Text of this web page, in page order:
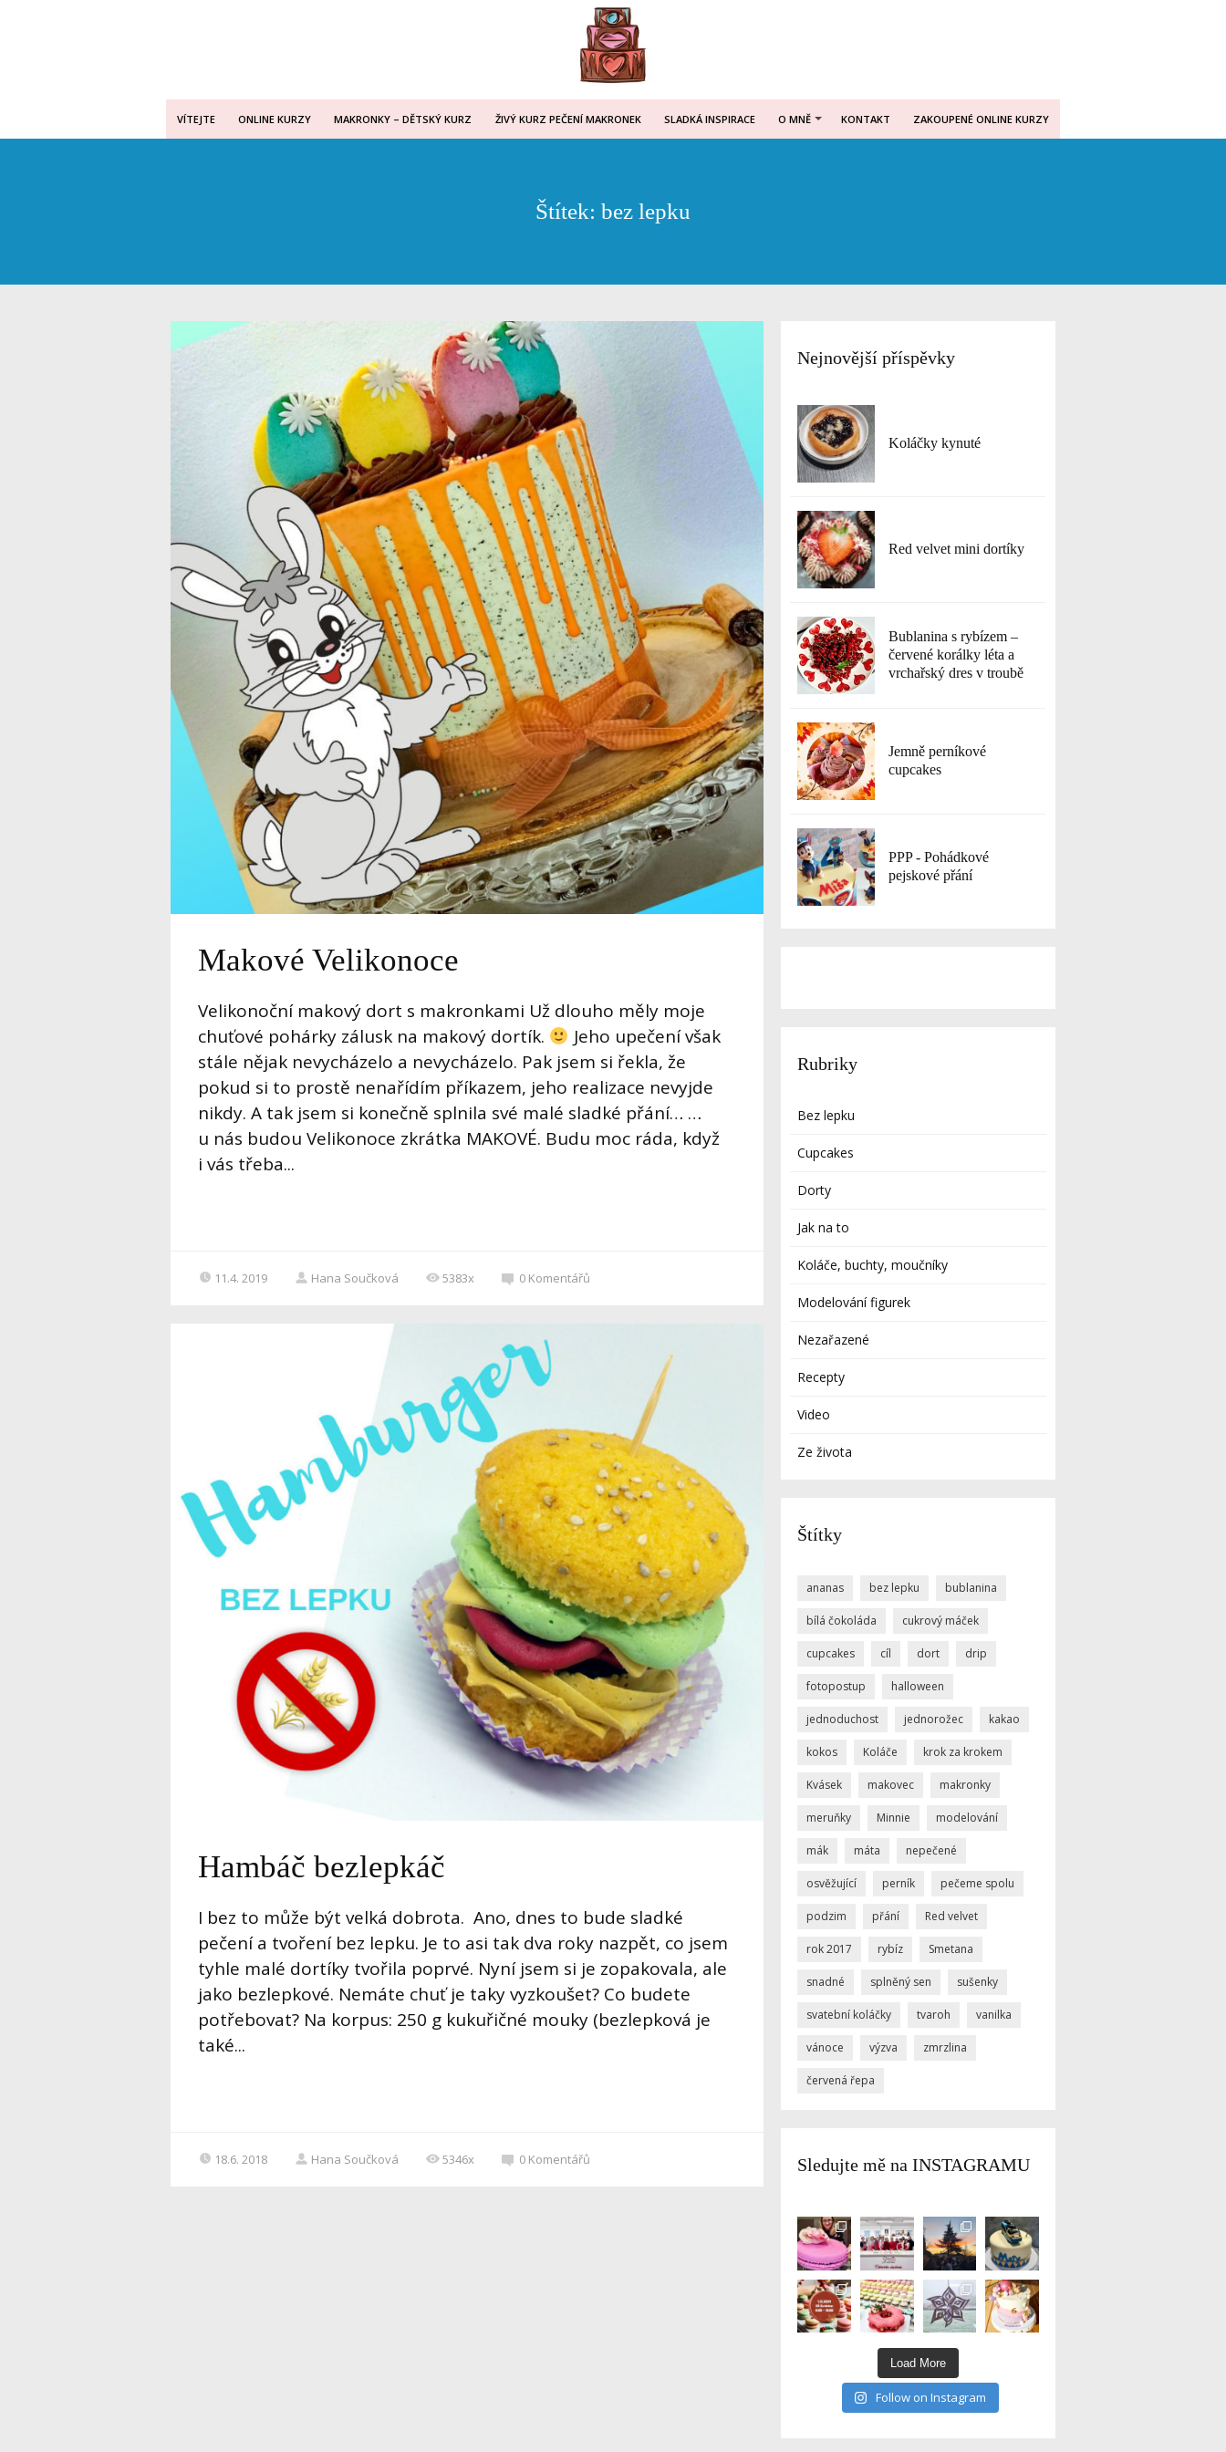
VÍTEJTE ONLINE KURZY MAKRONKY – DĚTSKÝ KURZ ŽIVÝ KURZ PEČENÍ MAKRONEK SLADKÁ INSPIRACE O MNĚ KONTAKT ZAKOUPENÉ ONLINE KURZY
Štítek: bez lepku
Makové Velikonoce
Velikonoční makový dort s makronkami Už dlouho měly moje
chuťové pohárky zálusk na makový dortík.
Jeho upečení však
stále nějak nevycházelo a nevycházelo. Pak jsem si řekla, že
pokud si to prostě nenařídím příkazem, jeho realizace nevyjde
nikdy. A tak jsem si konečně splnila své malé sladké přání… …
u nás budou Velikonoce zkrátka MAKOVÉ. Budu moc ráda, když
i vás třeba...
11.4. 2019 Hana Součková 5383x 0 Komentářů
Hambáč bezlepkáč
I bez to může být velká dobrota. Ano, dnes to bude sladké
pečení a tvoření bez lepku. Je to asi tak dva roky nazpět, co jsem
tyhle malé dortíky tvořila poprvé. Nyní jsem si je zopakovala, ale
jako bezlepkové. Nemáte chuť je taky vyzkoušet? Co budete
potřebovat? Na korpus: 250 g kukuřičné mouky (bezlepková je
také...
18.6. 2018 Hana Součková 5346x 0 Komentářů
Nejnovější příspěvky
Koláčky kynuté
Red velvet mini dortíky
Bublanina s rybízem –
červené korálky léta a
vrchařský dres v troubě
Jemně perníkové
cupcakes
PPP - Pohádkové
pejskové přání
Rubriky
Bez lepku
Cupcakes
Dorty
Jak na to
Koláče, buchty, moučníky
Modelování figurek
Nezařazené
Recepty
Video
Ze života
Štítky
ananas bez lepku bublanina
bílá čokoláda cukrový máček
cupcakes cíl dort drip
fotopostup halloween
jednoduchost jednorožec kakao
kokos Koláče krok za krokem
Kvásek makovec makronky
meruňky Minnie modelování
mák máta nepečené
osvěžující perník pečeme spolu
podzim přání Red velvet
rok 2017 rybíz Smetana
snadné splněný sen sušenky
svatební koláčky tvaroh vanilka
vánoce výzva zmrzlina
červená řepa
Sledujte mě na INSTAGRAMU
Load More
Follow on Instagram